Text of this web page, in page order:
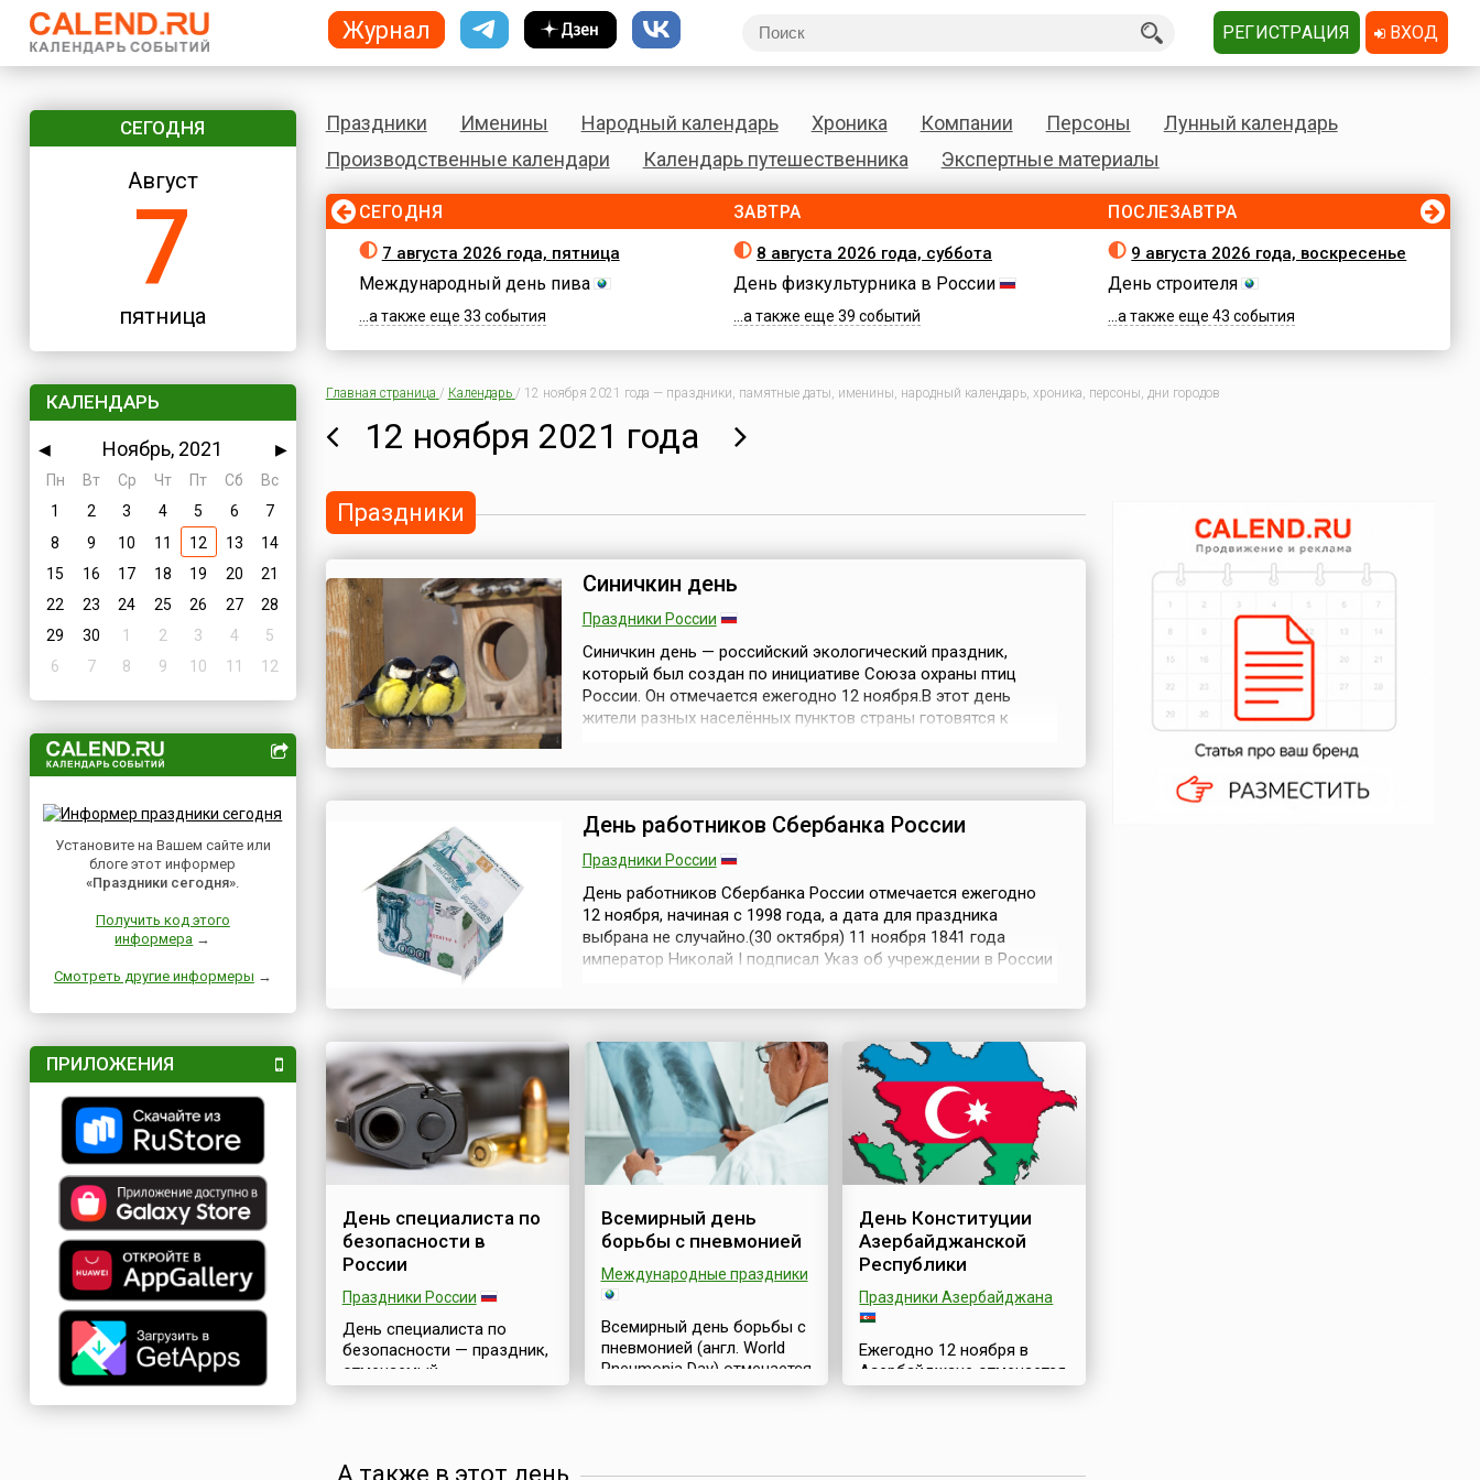
СЕГОДНЯ
Август
7
пятница
КАЛЕНДАРЬ
◀ Ноябрь, 2021
▶
Пн
Вт Ср Чт Пт Сб
Вс
1
2 3 4 5 6
7
8
9 10 11 12 13
14
15
16 17 18 19 20
21
22
23 24 25 26 27
28
29
30 1 2 3 4
5
6
7 8 9 10 11 12
Установите на Вашем сайте или
блоге этот информер
«Праздники сегодня».
Получить код этого
информера →
Смотреть другие информеры →
ПРИЛОЖЕНИЯ
Праздники Именины Народный календарь Хроника Компании Персоны
Лунный календарь
Производственные календари
Календарь путешественника Экспертные материалы
СЕГОДНЯ
7 августа 2026 года, пятница
Международный день пива
...а также еще 33 события
ЗАВТРА
8 августа 2026 года, суббота
День физкультурника в России
...а также еще 39 событий
ПОСЛЕЗАВТРА
9 августа 2026 года, воскресенье
День строителя
...а также еще 43 события
Главная страница / Календарь / 12 ноября 2021 года — праздники, памятные даты, именины, народный календарь, хроника, персоны, дни городов
12 ноября 2021 года
Праздники
Синичкин день
Праздники России
Синичкин день — российский экологический праздник,
который был создан по инициативе Союза охраны птиц
России. Он отмечается ежегодно 12 ноября.В этот день
жители разных населённых пунктов страны готовятся к
числе и «синичк...
День работников Сбербанка России
Праздники России
День работников Сбербанка России отмечается ежегодно
12 ноября, начиная с 1998 года, а дата для праздника
выбрана не случайно.(30 октября) 11 ноября 1841 года
император Николай I подписал Указ об учреждении в России
император, –...
День специалиста по
безопасности в
России
Праздники России
День специалиста по
безопасности — праздник,
отмечаемый
профессионалами служб
Другими словами —
Всемирный день
борьбы с пневмонией
Международные праздники
Всемирный день борьбы с
пневмонией (англ. World
Pneumonia Day) отмечается
ежегодно 12 ноября,
— легкое) — инфекционное
День Конституции
Азербайджанской
Республики
Праздники Азербайджана
Ежегодно 12 ноября в
Азербайджане отмечается
государственный
Республики (азерб.
А также в этот день
Журнал РЕГИСТРАЦИЯ ВХОД